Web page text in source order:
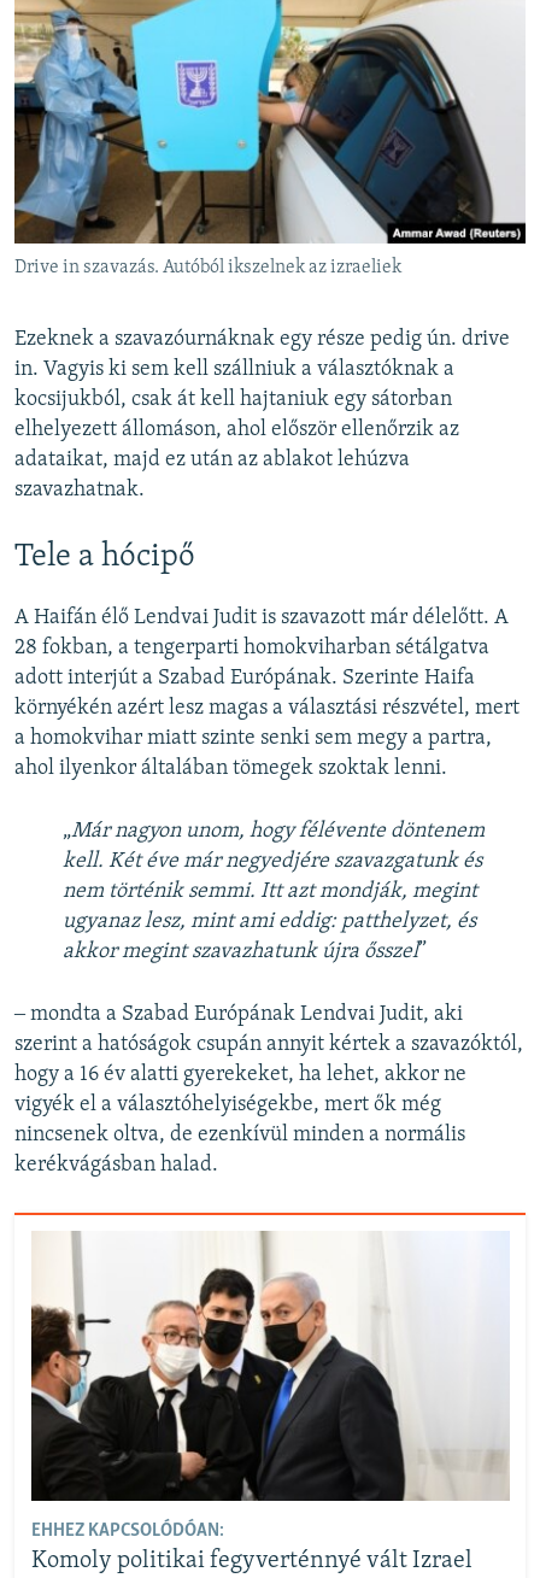
Drive in szavazás. Autóból ikszelnek az izraeliek
Ezeknek a szavazóurnáknak egy része pedig ún. drive
in. Vagyis ki sem kell szállniuk a választóknak a
kocsijukból, csak át kell hajtaniuk egy sátorban
elhelyezett állomáson, ahol először ellenőrzik az
adataikat, majd ez után az ablakot lehúzva
szavazhatnak.
Tele a hócipő
A Haifán élő Lendvai Judit is szavazott már délelőtt. A
28 fokban, a tengerparti homokviharban sétálgatva
adott interjút a Szabad Európának. Szerinte Haifa
környékén azért lesz magas a választási részvétel, mert
a homokvihar miatt szinte senki sem megy a partra,
ahol ilyenkor általában tömegek szoktak lenni.
„​Már nagyon unom, hogy félévente döntenem
kell. Két éve már negyedjére szavazgatunk és
nem történik semmi. Itt azt mondják, megint
ugyanaz lesz, mint ami eddig: patthelyzet, és
akkor megint szavazhatunk újra ősszel”
‒ mondta a Szabad Európának Lendvai Judit, aki
szerint a hatóságok csupán annyit kértek a szavazóktól,
hogy a 16 év alatti gyerekeket, ha lehet, akkor ne
vigyék el a választóhelyiségekbe, mert ők még
nincsenek oltva, de ezenkívül minden a normális
kerékvágásban halad.
EHHEZ KAPCSOLÓDÓAN:
Komoly politikai fegyverténnyé vált Izrael